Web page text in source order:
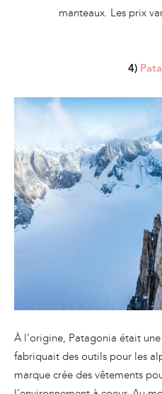
manteaux. Les prix
4)
À l’origine, Patagonia était
fabriquait des outils pour les
marque crée des vêtements